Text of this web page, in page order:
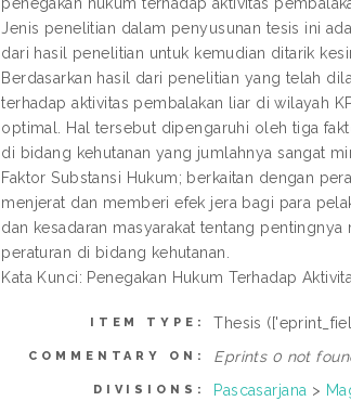
Jenis penelitian dalam penyusunan tesis ini
dari hasil penelitian untuk kemudian ditarik
Berdasarkan hasil dari penelitian yang telah
terhadap aktivitas pembalakan liar di wilayah
optimal. Hal tersebut dipengaruhi oleh tiga
di bidang kehutanan yang jumlahnya sangat
Faktor Substansi Hukum; berkaitan dengan
menjerat dan memberi efek jera bagi para
dan kesadaran masyarakat tentang
peraturan di bidang kehutanan.
Kata Kunci: Penegakan Hukum Terhadap
ITEM TYPE: Thesis
COMMENTARY ON: Eprints 0 not
DIVISIONS: Pascasarjana >